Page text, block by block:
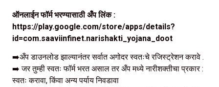
ऑनलाईन फॉर्म भरण्यासाठी अँप लिंक :
https://play.google.com/store/apps/details?
id=com.saaviinfinet.narishakti_yojana_doot
➡️अँप डाउनलोड झाल्यानंतर सर्वात अगोदर स्वतःचे रजिस्ट्रेशन करावे .
➡️ जर तुम्ही स्वतः फॉर्म भरत असाल तर अँप मध्ये नारीशक्तीचा प्रकार :
स्वतः करावा, किंवा अन्य पर्याय निवडावा